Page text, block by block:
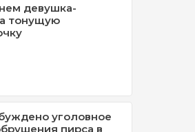
девушка-
тонущую
уголовное
пирса в